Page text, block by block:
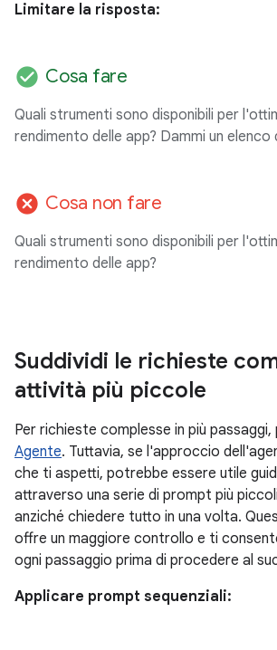
Limitare la risposta:
check_circle Cosa fare
Quali strumenti sono disponibili per
rendimento delle app? Dammi un elenco
cancel Cosa non fare
Quali strumenti sono disponibili per
rendimento delle app?
Suddividi le richieste
attività più piccole
Per richieste complesse in più passaggi,
Agente. Tuttavia, se l'approccio
che ti aspetti, potrebbe essere utile
attraverso una serie di prompt più
anziché chiedere tutto in una volta.
offre un maggiore controllo e ti
ogni passaggio prima di procedere al
Applicare prompt sequenziali: